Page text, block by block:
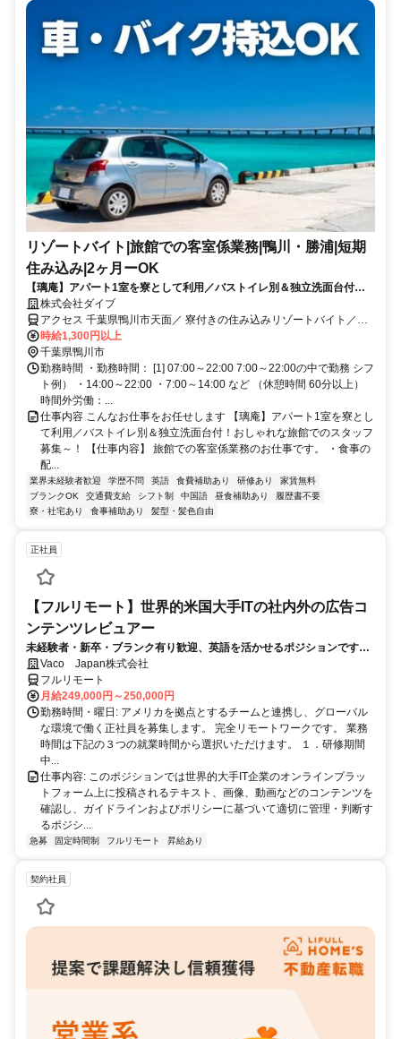
リゾートバイト|旅館での客室係業務|鴨川・勝浦|短期
住み込み|2ヶ月ーOK
【璃庵】アパート1室を寮として利用／バストイレ別＆独立洗面台付！
おしゃれな旅館でのスタッフ募集～！
株式会社ダイブ
アクセス 千葉県鴨川市天面／ 寮付きの住み込みリゾートバイト／生
活費が抑えられるのでお金が貯まる／休日は観光し放題／急募／面接
なし
時給1,300円以上
千葉県鴨川市
勤務時間 ・勤務時間： [1] 07:00～22:00 7:00～22:00の中で勤務 シフ
ト例） ・14:00～22:00 ・7:00～14:00 など （休憩時間 60分以上）
時間外労働：...
仕事内容 こんなお仕事をお任せします 【璃庵】アパート1室を寮とし
て利用／バストイレ別＆独立洗面台付！おしゃれな旅館でのスタッフ
募集～！ 【仕事内容】 旅館での客室係業務のお仕事です。 ・食事の
配...
業界未経験者歓迎 学歴不問 英語 食費補助あり 研修あり
家賃無料
ブランクOK
交通費支給 シフト制 中国語 昼食補助あり
履歴書不要
寮・社宅あり
食事補助あり 髪型・髪色自由
正社員
【フルリモート】世界的米国大手ITの社内外の広告コ
ンテンツレビュアー
未経験者・新卒・ブランク有り歓迎、英語を活かせるポジションです。
完全リモート
Vaco Japan株式会社
フルリモート
月給249,000円～250,000円
勤務時間・曜日: アメリカを拠点とするチームと連携し、グローバル
な環境で働く正社員を募集します。 完全リモートワークです。 業務
時間は下記の３つの就業時間から選択いただけます。 １．研修期間
中...
仕事内容: このポジションでは世界的大手IT企業のオンラインプラッ
トフォーム上に投稿されるテキスト、画像、動画などのコンテンツを
確認し、ガイドラインおよびポリシーに基づいて適切に管理・判断す
るポジシ...
急募 固定時間制 フルリモート 昇給あり
契約社員